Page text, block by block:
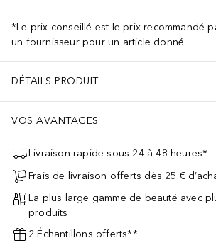
*Le prix conseillé est le prix recommandé
un fournisseur pour un article donné
DÉTAILS PRODUIT
VOS AVANTAGES
Livraison rapide sous 24 à 48 heures*
Frais de livraison offerts dès 25 €
La plus large gamme de beauté avec
produits
2 Échantillons offerts**